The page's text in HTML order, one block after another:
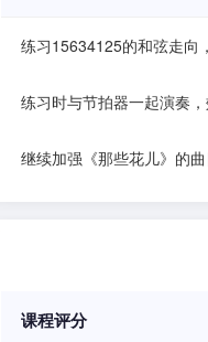
练习15634125的和弦走向
练习时与节拍器一起演奏
继续加强《那些花儿》的
课程评分